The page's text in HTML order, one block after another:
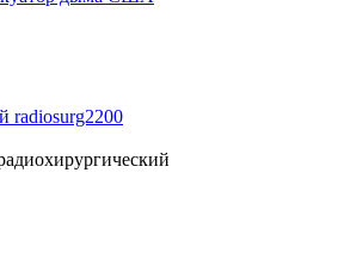
radiosurg2200